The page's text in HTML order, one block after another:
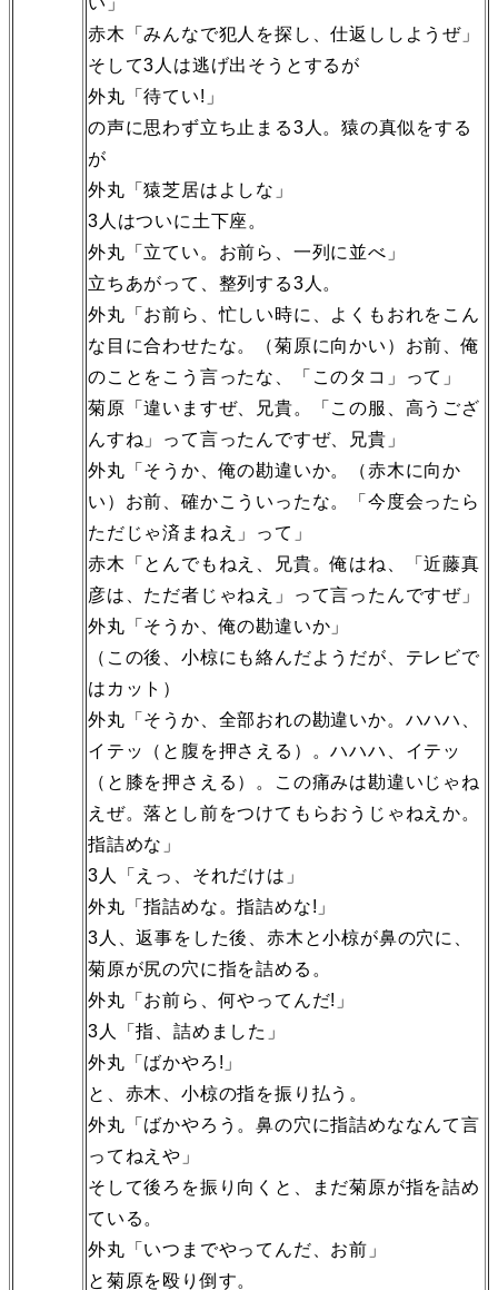
赤木「みんなで犯人を探し、仕返ししようぜ」
そして3人は逃げ出そうとするが
外丸「待てい!」
の声に思わず立ち止まる3人。猿の真似をする
が
外丸「猿芝居はよしな」
3人はついに土下座。
外丸「立てい。お前ら、一列に並べ」
立ちあがって、整列する3人。
外丸「お前ら、忙しい時に、よくもおれをこん
な目に合わせたな。（菊原に向かい）お前、俺
のことをこう言ったな、「このタコ」って」
菊原「違いますぜ、兄貴。「この服、高うござ
んすね」って言ったんですぜ、兄貴」
外丸「そうか、俺の勘違いか。（赤木に向か
い）お前、確かこういったな。「今度会ったら
ただじゃ済まねえ」って」
赤木「とんでもねえ、兄貴。俺はね、「近藤真
彦は、ただ者じゃねえ」って言ったんですぜ」
外丸「そうか、俺の勘違いか」
（この後、小椋にも絡んだようだが、テレビで
はカット）
外丸「そうか、全部おれの勘違いか。ハハハ、
イテッ（と腹を押さえる）。ハハハ、イテッ
（と膝を押さえる）。この痛みは勘違いじゃね
えぜ。落とし前をつけてもらおうじゃねえか。
指詰めな」
3人「えっ、それだけは」
外丸「指詰めな。指詰めな!」
3人、返事をした後、赤木と小椋が鼻の穴に、
菊原が尻の穴に指を詰める。
外丸「お前ら、何やってんだ!」
3人「指、詰めました」
外丸「ばかやろ!」
と、赤木、小椋の指を振り払う。
外丸「ばかやろう。鼻の穴に指詰めななんて言
ってねえや」
そして後ろを振り向くと、まだ菊原が指を詰め
ている。
外丸「いつまでやってんだ、お前」
と菊原を殴り倒す。